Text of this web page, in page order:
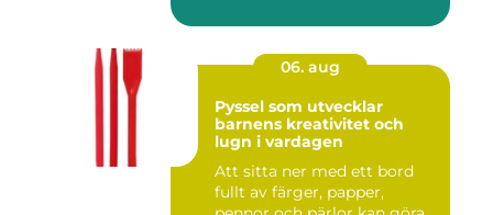
06. aug
Pyssel som utvecklar
barnens kreativitet och
lugn i vardagen
Att sitta ner med ett bord
fullt av färger, papper,